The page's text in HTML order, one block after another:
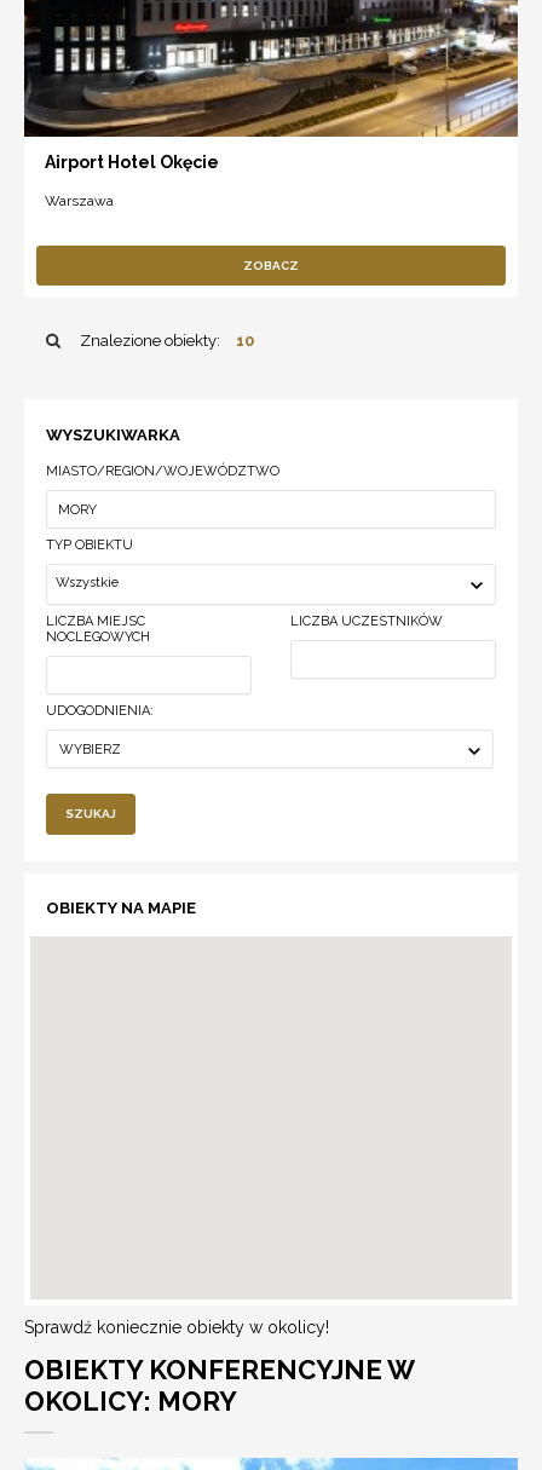
Airport Hotel Okęcie
Warszawa
ZOBACZ
Znalezione obiekty: 10
WYSZUKIWARKA
MIASTO/REGION/WOJEWÓDZTWO
TYP OBIEKTU
Wszystkie
LICZBA MIEJSC
NOCLEGOWYCH
LICZBA UCZESTNIKÓW
UDOGODNIENIA:
WYBIERZ
SZUKAJ
OBIEKTY NA MAPIE
Sprawdź koniecznie obiekty w okolicy!
OBIEKTY KONFERENCYJNE W
OKOLICY: MORY